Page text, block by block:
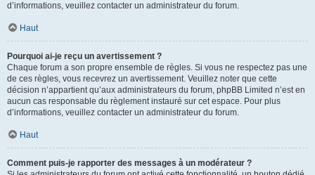
d’informations, veuillez contacter un administrateur du forum.
Haut
Pourquoi ai-je reçu un avertissement ?
Chaque forum a son propre ensemble de règles. Si vous ne respectez pas une
de ces règles, vous recevrez un avertissement. Veuillez noter que cette
décision n’appartient qu’aux administrateurs du forum, phpBB Limited n’est en
aucun cas responsable du règlement instauré sur cet espace. Pour plus
d’informations, veuillez contacter un administrateur du forum.
Haut
Comment puis-je rapporter des messages à un modérateur ?